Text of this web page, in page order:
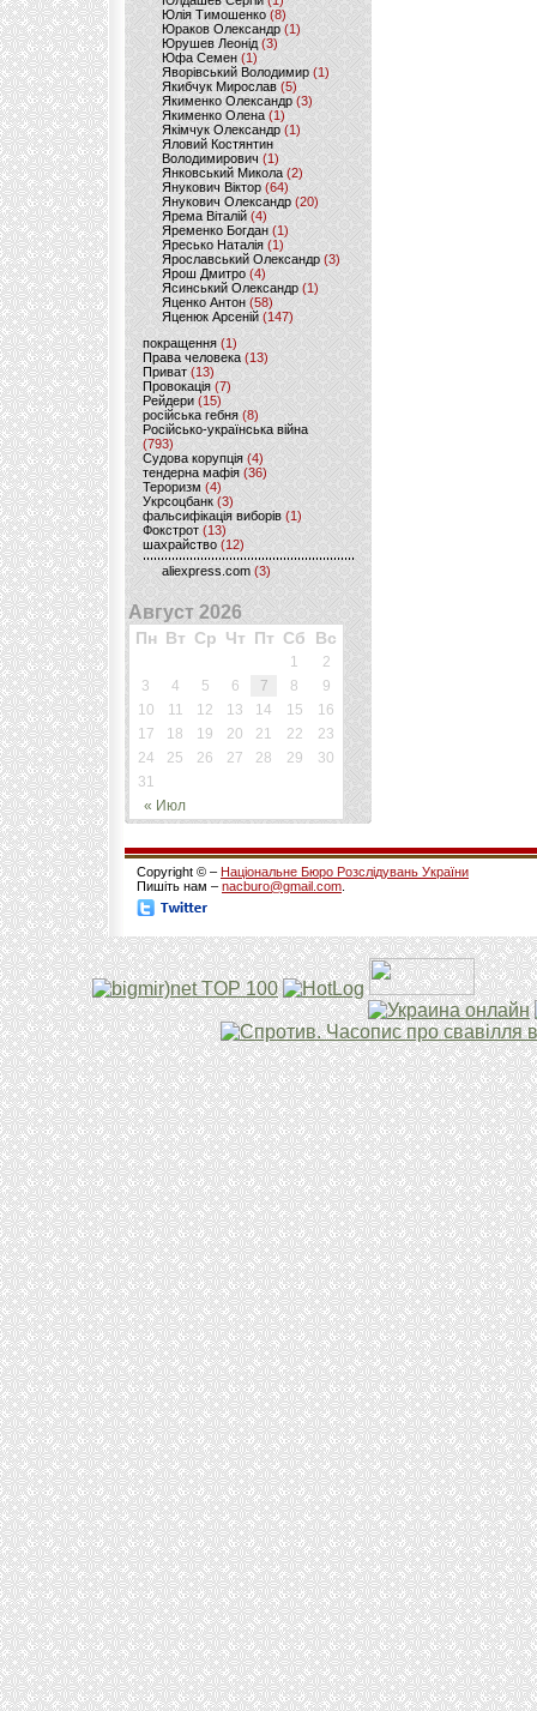
Юлія Тимошенко (8)
Юраков Олександр (1)
Юрушев Леонід (3)
Юфа Семен (1)
Яворівський Володимир (1)
Якибчук Мирослав (5)
Якименко Олександр (3)
Якименко Олена(1)
Якімчук Олександр (1)
Яловий Костянтин
Володимирович (1)
Янковський Микола(2)
Янукович Віктор (64)
Янукович Олександр(20)
Ярема Віталій(4)
Яременко Богдан(1)
Яресько Наталія(1)
Ярославський Олександр (3)
Ярош Дмитро (4)
Ясинський Олександр (1)
Яценко Антон(58)
Яценюк Арсеній (147)
покращення (1)
Права человека(13)
Приват (13)
Провокація (7)
Рейдери (15)
російська гебня (8)
Російсько-українська війна
(793)
Судова корупція (4)
тендерна мафія (36)
Тероризм (4)
Укрсоцбанк (3)
фальсифікація виборів (1)
Фокстрот(13)
шахрайство (12)
aliexpress.com (3)
Август 2026
Пн Вт Ср Чт Пт Сб Вс
« Июл
1
2
3
4 5 6 7 8
9
10
11 12 13 14 15
16
17
18 19 20 21 22
23
24
25 26 27 28 29
30
31
Copyright © – Національне Бюро Розслідувань України
Пишіть нам – nacburo@gmail.com